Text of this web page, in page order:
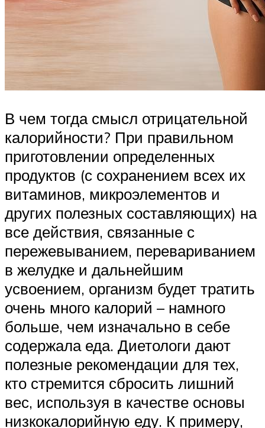
В чем тогда смысл отрицательной
калорийности? При правильном
приготовлении определенных
продуктов (с сохранением всех их
витаминов, микроэлементов и
других полезных составляющих) на
все действия, связанные с
пережевыванием, перевариванием
в желудке и дальнейшим
усвоением, организм будет тратить
очень много калорий – намного
больше, чем изначально в себе
содержала еда. Диетологи дают
полезные рекомендации для тех,
кто стремится сбросить лишний
вес, используя в качестве основы
низкокалорийную еду. К примеру,